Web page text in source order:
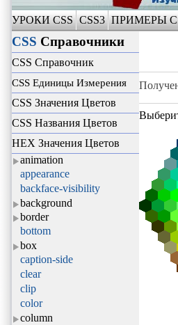
УРОКИ CSS CSS3 ПРИМЕРЫ
CSS Справочники
CSS Справочник
CSS Единицы Измерения
CSS Значения Цветов
CSS Названия Цветов
HEX Значения Цветов
animation
appearance
backface-visibility
background
border
bottom
box
caption-side
clear
clip
color
column